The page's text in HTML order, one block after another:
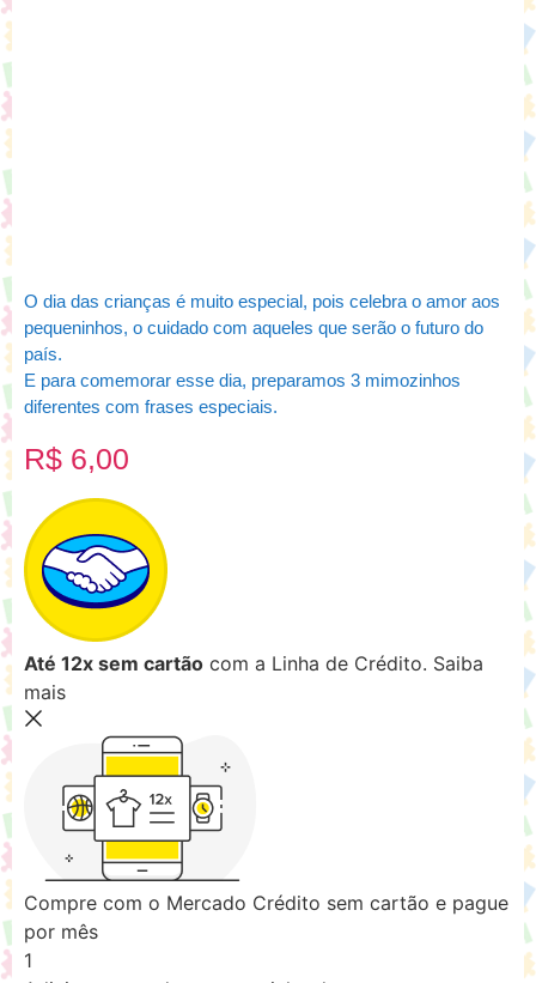
O dia das crianças é muito especial, pois celebra o amor aos
pequeninhos, o cuidado com aqueles que serão o futuro do
país.
E para comemorar esse dia, preparamos 3 mimozinhos
diferentes com frases especiais.
R$ 6,00
Até 12x sem cartão com a Linha de Crédito. Saiba
mais
Compre com o Mercado Crédito sem cartão e pague
por mês
1